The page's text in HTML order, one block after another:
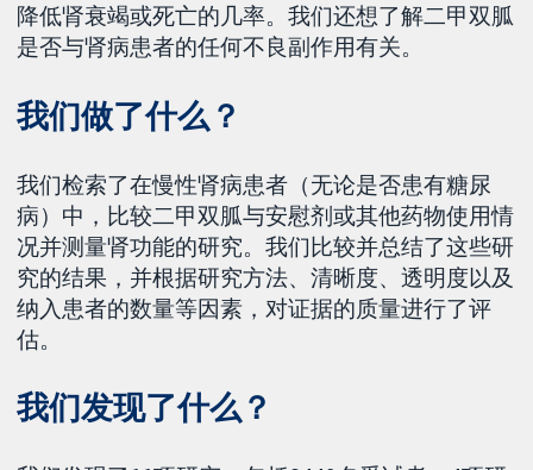
降低肾衰竭或死亡的几率。我们还想了解二甲双胍
是否与肾病患者的任何不良副作用有关。
我们做了什么？
我们检索了在慢性肾病患者（无论是否患有糖尿
病）中，比较二甲双胍与安慰剂或其他药物使用情
况并测量肾功能的研究。我们比较并总结了这些研
究的结果，并根据研究方法、清晰度、透明度以及
纳入患者的数量等因素，对证据的质量进行了评
估。
我们发现了什么？